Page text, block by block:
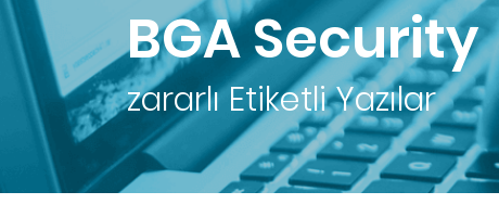
BGA Security
zararlıEtiketli Yazılar